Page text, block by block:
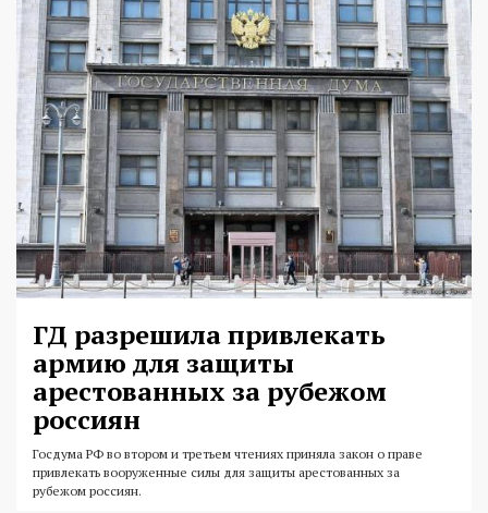
ГД разрешила привлекать
армию для защиты
арестованных за рубежом
россиян
Госдума РФ во втором и третьем чтениях приняла закон о праве
привлекать вооруженные силы для защиты арестованных за
рубежом россиян.